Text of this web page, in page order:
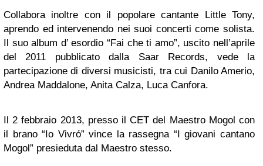
Collabora inoltre con il popolare cantante Little Tony,
aprendo ed intervenendo nei suoi concerti come solista.
Il suo album d’ esordio “Fai che ti amo”, uscito nell’aprile
del 2011 pubblicato dalla Saar Records, vede la
partecipazione di diversi musicisti, tra cui Danilo Amerio,
Andrea Maddalone, Anita Calza, Luca Canfora.
Il 2 febbraio 2013, presso il CET del Maestro Mogol con
il brano “Io Vivró” vince la rassegna “I giovani cantano
Mogol” presieduta dal Maestro stesso.